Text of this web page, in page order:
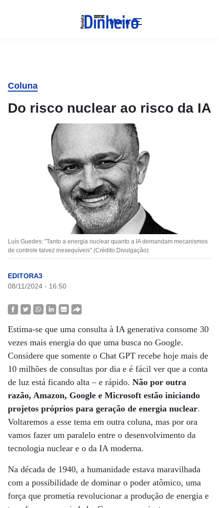
Menu
Coluna
Do risco nuclear ao risco da IA
Luís Guedes: "Tanto a energia nuclear quanto a IA demandam mecanismos
de controle talvez inexequíveis" (Crédito:Divulgação)
EDITORA3
08/11/2024 - 16:50
Estima-se que uma consulta à IA generativa consome 30
vezes mais energia do que uma busca no Google.
Considere que somente o Chat GPT recebe hoje mais de
10 milhões de consultas por dia e é fácil ver que a conta
de luz está ficando alta – e rápido. Não por outra
razão, Amazon, Google e Microsoft estão iniciando
projetos próprios para geração de energia nuclear.
Voltaremos a esse tema em outra coluna, mas por ora
vamos fazer um paralelo entre o desenvolvimento da
tecnologia nuclear e o da IA moderna.
Na década de 1940, a humanidade estava maravilhada
com a possibilidade de dominar o poder atômico, uma
força que prometia revolucionar a produção de energia e